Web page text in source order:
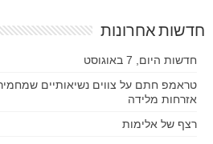
חדשות אחרונות
חדשות היום, 7 באוגוסט
טראמפ חתם על צווים נשיאותיים
אזרחות מלידה
רצף של אלימות